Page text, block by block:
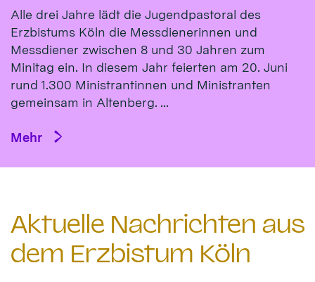
Alle drei Jahre lädt die Jugendpastoral des
Erzbistums Köln die Messdienerinnen und
Messdiener zwischen 8 und 30 Jahren zum
Minitag ein. In diesem Jahr feierten am 20. Juni
rund 1.300 Ministrantinnen und Ministranten
gemeinsam in Altenberg. ...
Mehr
Aktuelle Nachrichten aus
dem Erzbistum Köln